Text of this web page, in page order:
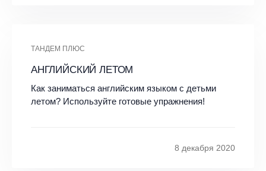
ТАНДЕМ ПЛЮС
АНГЛИЙСКИЙ ЛЕТОМ
Как заниматься английским языком с детьми
летом? Используйте готовые упражнения!
8 декабря 2020